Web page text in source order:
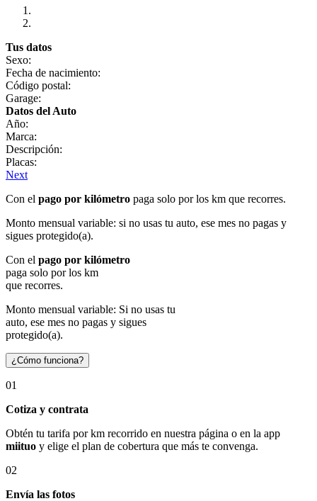
Tus datos
Sexo:
Fecha de nacimiento:
Código postal:
Garage:
Datos del Auto
Año:
Marca:
Descripción:
Placas:
Next
Con el pago por kilómetro paga solo por los km que recorres.
Monto mensual variable: si no usas tu auto, ese mes no pagas y
sigues protegido(a).
Con el pago por kilómetro
paga solo por los km
que recorres.
Monto mensual variable: Si no usas tu
auto, ese mes no pagas y sigues
protegido(a).
¿Cómo funciona?
01
Cotiza y contrata
Obtén tu tarifa por km recorrido en nuestra página o en la app
miituo y elige el plan de cobertura que más te convenga.
02
Envía las fotos